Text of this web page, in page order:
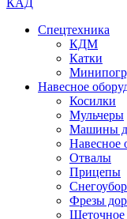
Спецтехника
КДМ
Катки
Навесное
Косилки
Мульчеры
Машины
Навесное
Отвалы
Прицепы
Фрезы
Щеточное